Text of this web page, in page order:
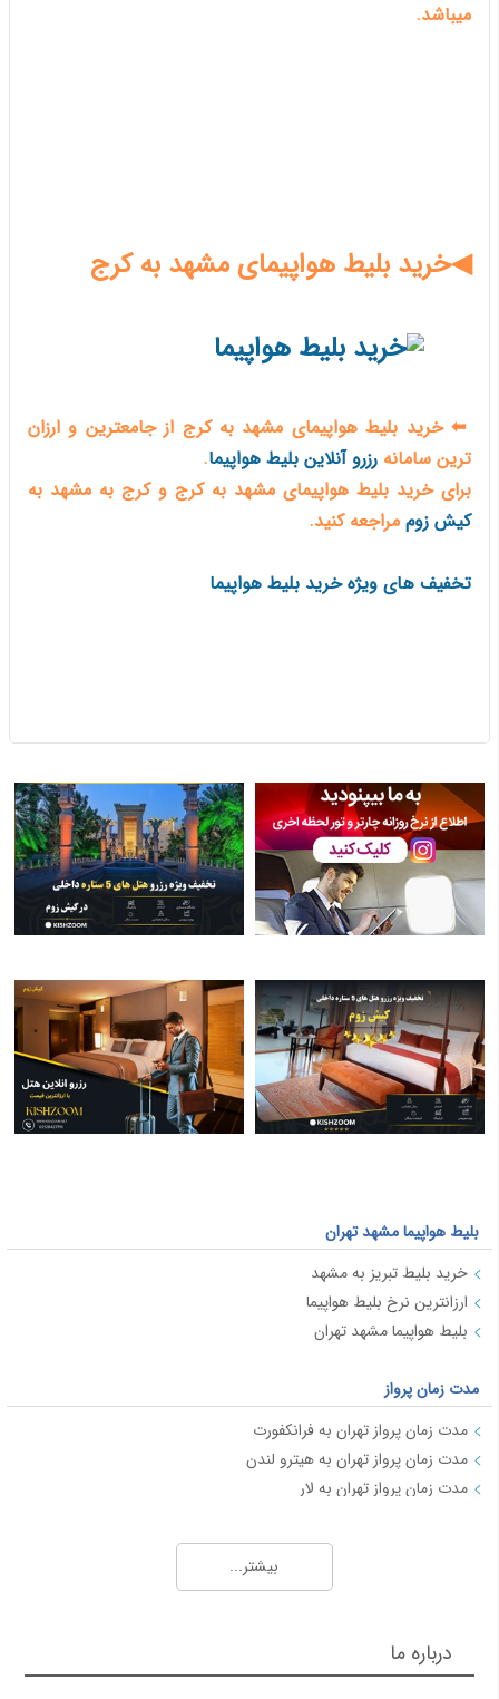
میباشد.
◀خرید بلیط هواپیمای مشهد به کرج
⬅ خرید بلیط هواپیمای مشهد به کرج از جامعترین و ارزان
ترین سامانه رزرو آنلاین بلیط هواپیما.
برای خرید بلیط هواپیمای مشهد به کرج و کرج به مشهد به
کیش زوم مراجعه کنید.
تخفیف های ویژه خرید بلیط هواپیما
بلیط هواپیما مشهد تهران
خرید بلیط تبریز به مشهد
ارزانترین نرخ بلیط هواپیما
بلیط هواپیما مشهد تهران
مدت زمان پرواز
مدت زمان پرواز تهران به فرانکفورت
مدت زمان پرواز تهران به هیترو لندن
مدت زمان پرواز تهران به لار
مدت زمان پرواز تهران به خرم آباد
مدت زمان پرواز 2
بیشتر...
درباره ما